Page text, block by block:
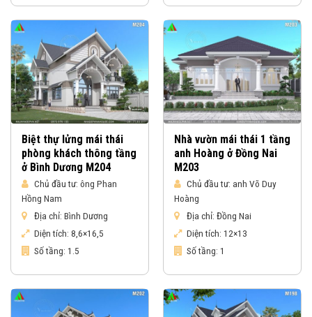
Biệt thự lửng mái thái
phòng khách thông tầng
ở Bình Dương M204
Chủ đầu tư: ông Phan
Hồng Nam
Địa chỉ: Bình Dương
Diện tích: 8,6×16,5
Số tầng: 1.5
Nhà vườn mái thái 1 tầng
anh Hoàng ở Đồng Nai
M203
Chủ đầu tư: anh Võ Duy
Hoàng
Địa chỉ: Đồng Nai
Diện tích: 12×13
Số tầng: 1